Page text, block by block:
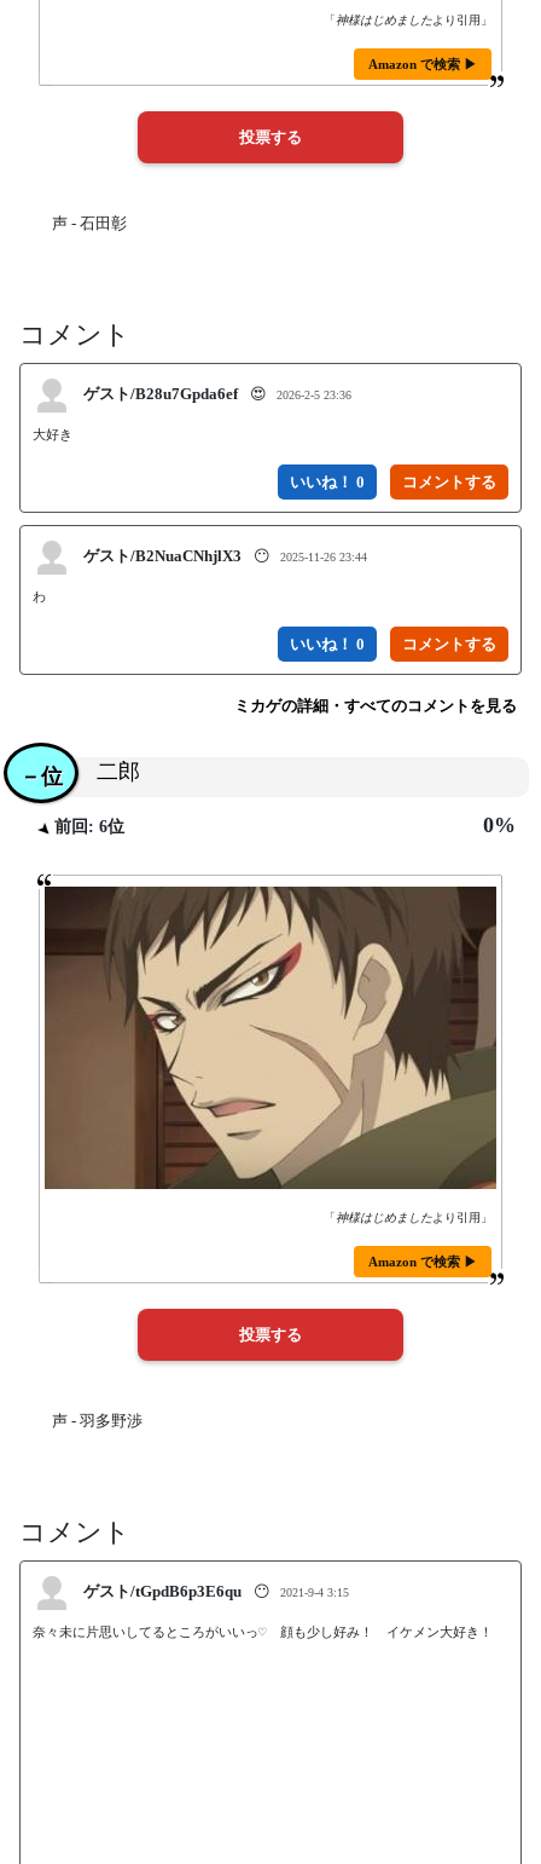
「神様はじめましたより引用」
Amazon で検索 ▶
声 - 石田彰
コメント
ゲスト/B28u7Gpda6ef 😍 2026-2-5 23:36
大好き
いいね！ 0
ゲスト/B2NuaCNhjlX3 😶 2025-11-26 23:44
わ
いいね！ 0
ミカゲの詳細・すべてのコメントを見る
二郎
－位
前回: 6位 0%
「神様はじめましたより引用」
Amazon で検索 ▶
声 - 羽多野渉
コメント
ゲスト/tGpdB6p3E6qu 😶 2021-9-4 3:15
奈々未に片思いしてるところがいいっ♡　顔も少し好み！　イケメン大好き！